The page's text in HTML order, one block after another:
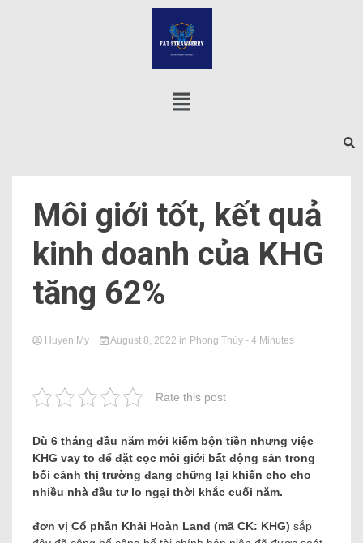
Môi giới tốt, kết quả
kinh doanh của KHG
tăng 62%
Huyen My August 8, 2022 in Phong Thủy - 4 Minutes
Rate this post
Dù 6 tháng đầu năm mới kiếm bộn tiền nhưng việc
KHG vay to để đặt cọc môi giới bất động sản trong
bối cảnh thị trường đang chững lại khiến cho cho
nhiều nhà đầu tư lo ngại thời khắc cuối năm.
đơn vị Cổ phần Khải Hoàn Land (mã CK: KHG) sắp